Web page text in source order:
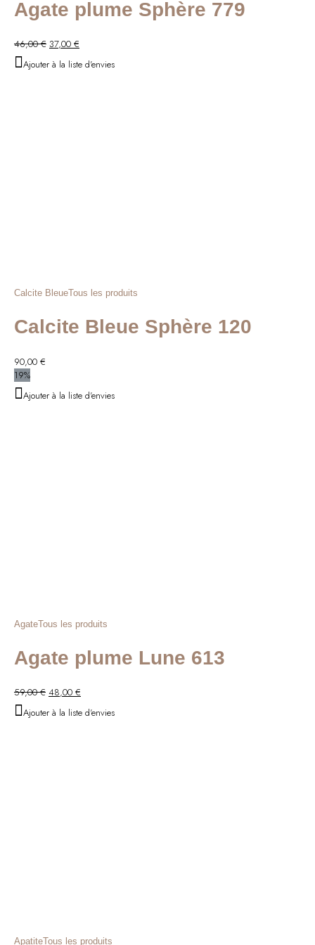
Agate plume Sphère 779
46,00€ Le
initial
37,00 €
actuel
Ajouter à la liste d'envies
Calcite BleueTous les produits
Calcite Bleue Sphère 120
90,00 €
19%
Ajouter à la liste d'envies
AgateTous les produits
Agate plume Lune 613
59,00€ Le
initial
48,00 €
actuel
Ajouter à la liste d'envies
ApatiteTous les produits